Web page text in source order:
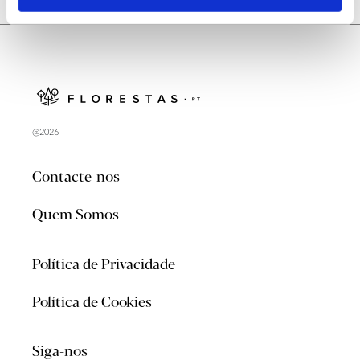
@2026
Contacte-nos
Quem Somos
Política de Privacidade
Política de Cookies
Siga-nos